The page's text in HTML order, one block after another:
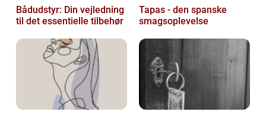
Bådudstyr: Din vejledning
til det essentielle tilbehør
Tapas - den spanske
smagsoplevelse